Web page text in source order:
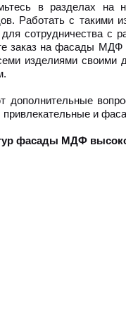
в разделах на
Работать с такими
сотрудничества с
заказ на фасады МДФ
изделиями своими
дополнительные
и
фасады МДФ